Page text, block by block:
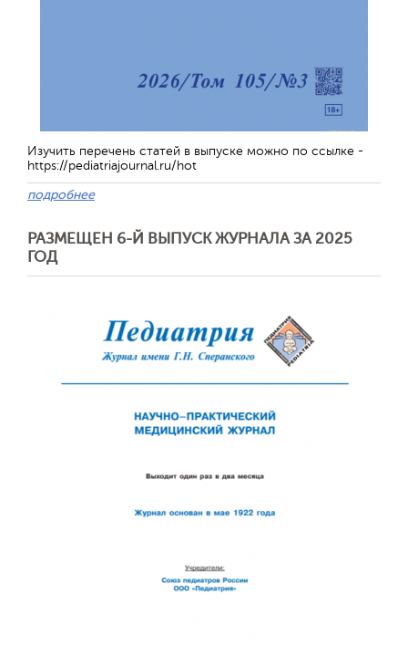
Изучить перечень статей в выпуске можно по ссылке -
https://pediatriajournal.ru/hot
подробнее
РАЗМЕЩЕН 6-Й ВЫПУСК ЖУРНАЛА ЗА 2025
ГОД
Обратная